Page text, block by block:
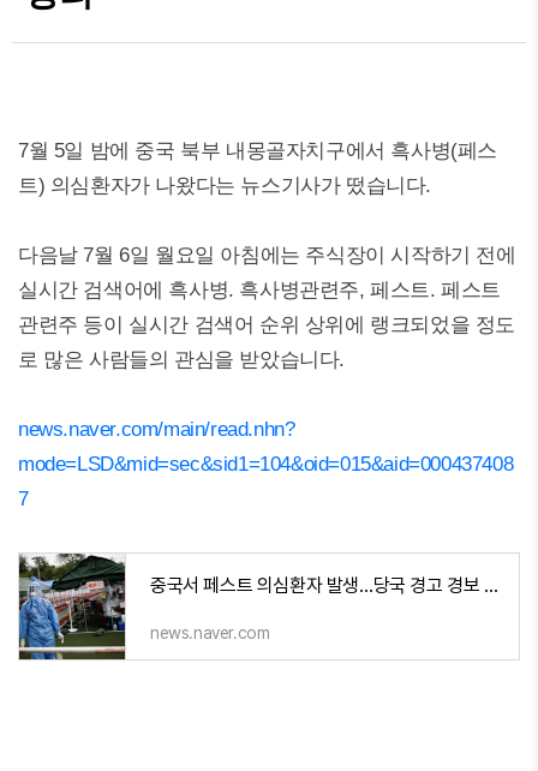
7월 5일 밤에 중국 북부 내몽골자치구에서 흑사병(페스
트) 의심환자가 나왔다는 뉴스기사가 떴습니다.
다음날 7월 6일 월요일 아침에는 주식장이 시작하기 전에
실시간 검색어에 흑사병. 흑사병관련주, 페스트. 페스트
관련주 등이 실시간 검색어 순위 상위에 랭크되었을 정도
로 많은 사람들의 관심을 받았습니다.
news.naver.com/main/read.nhn?
mode=LSD&mid=sec&sid1=104&oid=015&aid=000437408
7
중국서 페스트 의심환자 발생…당국 경고 경보 발령
news.naver.com